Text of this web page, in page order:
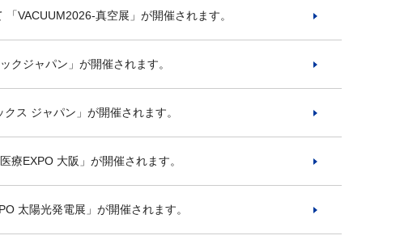
VACUUM2026-真空展」が開催されます。
クジャパン」が開催されます。
ス ジャパン」が開催されます。
EXPO 大阪」が開催されます。
太陽光発電展」が開催されます。